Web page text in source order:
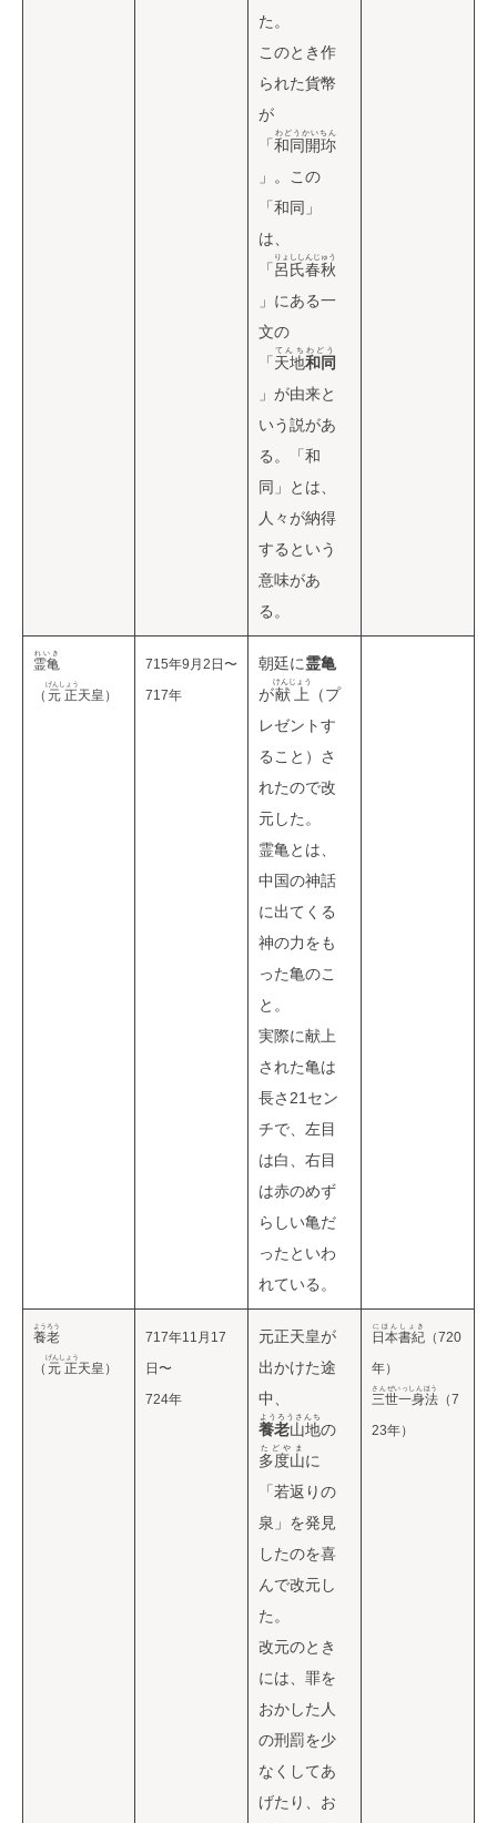
た。
このとき作
られた貨幣
が
「 和同開珎
わどうかいちん
」。この
「和同」
は、
「 呂氏春秋
りょししんじゅう
」にある一
文の
「 天地和同
てんちわどう
」が由来と
いう説があ
る。「和
同」とは、
人々が納得
するという
意味があ
る。
霊亀
れいき
（ 元正
げんしょう
天皇）
715年9月2日〜
717年
朝廷に霊亀
が献上
けんじょう
（プ
レゼントす
ること）さ
れたので改
元した。
霊亀とは、
中国の神話
に出てくる
神の力をも
った亀のこ
と。
実際に献上
された亀は
長さ21セン
チで、左目
は白、右目
は赤のめず
らしい亀だ
ったといわ
れている。
養老
ようろう
（ 元正
げんしょう
天皇）
717年11月17
日〜
724年
元正天皇が
出かけた途
中、
養老山地
ようろうさんち
の
多度山
たどやま
に
「若返りの
泉」を発見
したのを喜
んで改元し
た。
改元のとき
には、罪を
おかした人
の刑罰を少
なくしてあ
げたり、お
日本書紀
にほんしょき
（720
年）
三世一身法
さんぜいっしんほう
（7
23年）